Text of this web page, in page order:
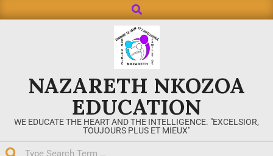
NAZARETH NKOZOA
EDUCATION
WE EDUCATE THE HEART AND THE INTELLIGENCE. "EXCELSIOR,
TOUJOURS PLUS ET MIEUX"